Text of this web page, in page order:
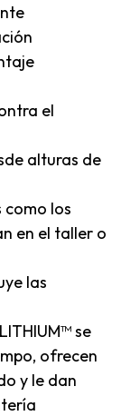
el
alturas de
como los
en el taller o
las
se
ofrecen
y le dan